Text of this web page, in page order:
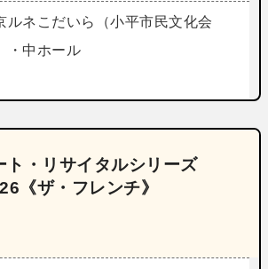
ルネこだいら（小平市民文化会
・中ホール
ト・リサイタルシリーズ
《ザ・フレンチ》